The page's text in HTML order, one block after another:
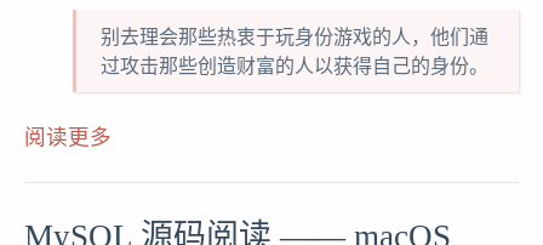
别去理会那些热衷于玩身份游戏的人，他们通
过攻击那些创造财富的人以获得自己的身份。
阅读更多
MySQL 源码阅读 —— macOS